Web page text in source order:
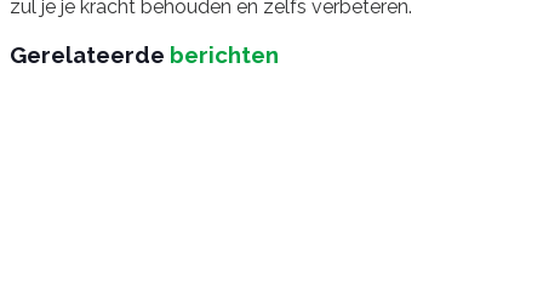
zul je je kracht behouden en zelfs verbeteren.
Gerelateerde berichten